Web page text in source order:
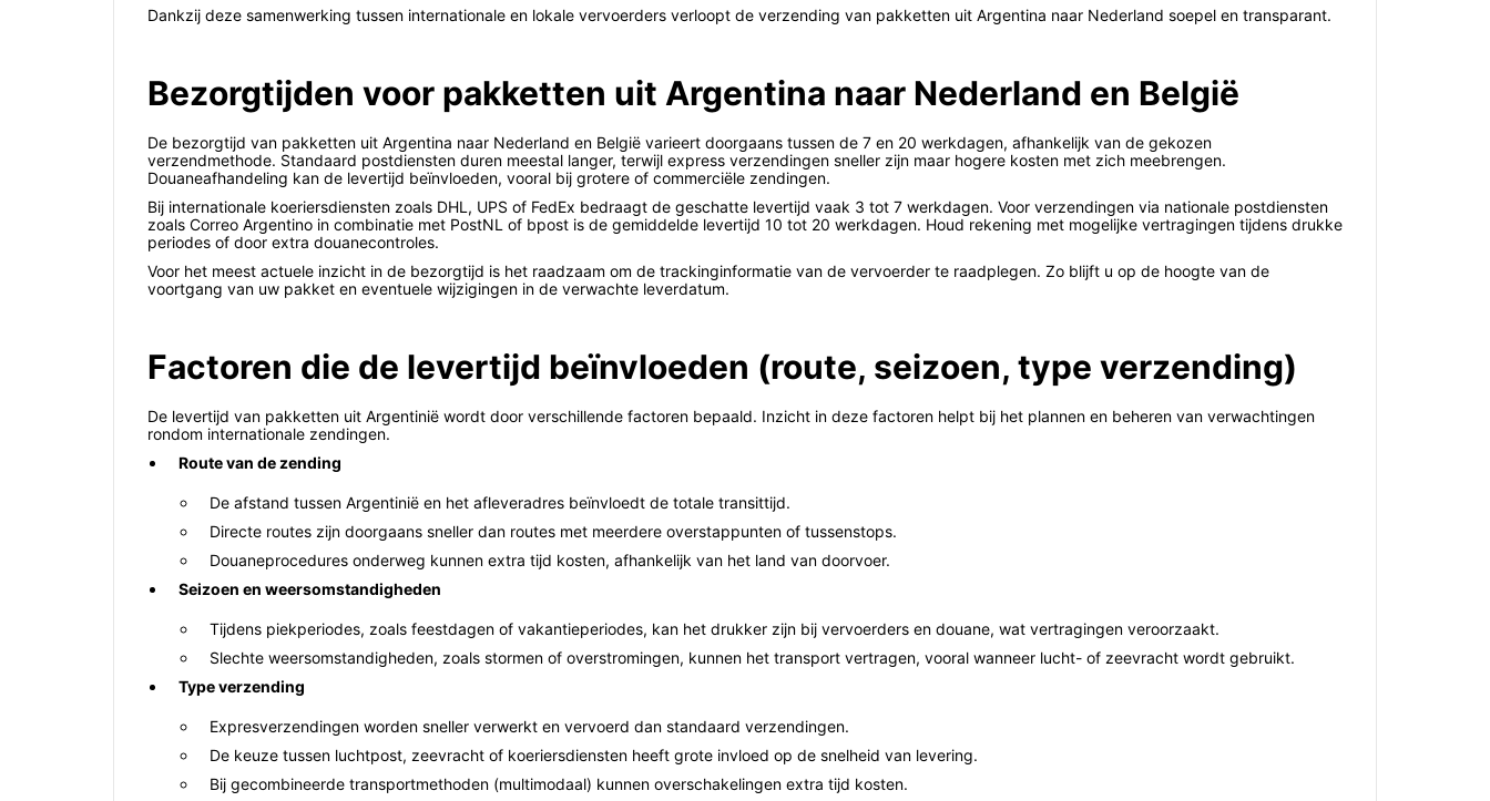
Dankzij deze samenwerking tussen internationale en lokale vervoerders verloopt de verzending van pakketten uit Argentina naar Nederland soepel en transparant.
Bezorgtijden voor pakketten uit Argentina naar Nederland en België
De bezorgtijd van pakketten uit Argentina naar Nederland en België varieert doorgaans tussen de 7 en 20 werkdagen, afhankelijk van de gekozen
verzendmethode. Standaard postdiensten duren meestal langer, terwijl express verzendingen sneller zijn maar hogere kosten met zich meebrengen.
Douaneafhandeling kan de levertijd beïnvloeden, vooral bij grotere of commerciële zendingen.
Bij internationale koeriersdiensten zoals DHL, UPS of FedEx bedraagt de geschatte levertijd vaak 3 tot 7 werkdagen. Voor verzendingen via nationale postdiensten
zoals Correo Argentino in combinatie met PostNL of bpost is de gemiddelde levertijd 10 tot 20 werkdagen. Houd rekening met mogelijke vertragingen tijdens drukke
periodes of door extra douanecontroles.
Voor het meest actuele inzicht in de bezorgtijd is het raadzaam om de trackinginformatie van de vervoerder te raadplegen. Zo blijft u op de hoogte van de
voortgang van uw pakket en eventuele wijzigingen in de verwachte leverdatum.
Factoren die de levertijd beïnvloeden (route, seizoen, type verzending)
De levertijd van pakketten uit Argentinië wordt door verschillende factoren bepaald. Inzicht in deze factoren helpt bij het plannen en beheren van verwachtingen
rondom internationale zendingen.
Route van de zending
De afstand tussen Argentinië en het afleveradres beïnvloedt de totale transittijd.
Directe routes zijn doorgaans sneller dan routes met meerdere overstappunten of tussenstops.
Douaneprocedures onderweg kunnen extra tijd kosten, afhankelijk van het land van doorvoer.
Seizoen en weersomstandigheden
Tijdens piekperiodes, zoals feestdagen of vakantieperiodes, kan het drukker zijn bij vervoerders en douane, wat vertragingen veroorzaakt.
Slechte weersomstandigheden, zoals stormen of overstromingen, kunnen het transport vertragen, vooral wanneer lucht- of zeevracht wordt gebruikt.
Type verzending
Expresverzendingen worden sneller verwerkt en vervoerd dan standaard verzendingen.
De keuze tussen luchtpost, zeevracht of koeriersdiensten heeft grote invloed op de snelheid van levering.
Bij gecombineerde transportmethoden (multimodaal) kunnen overschakelingen extra tijd kosten.